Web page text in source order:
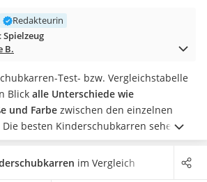
Redakteurin
Spielzeug
B.
Test- bzw. Vergleichstabelle
Blick alle Unterschiede wie
und Farbe zwischen den einzelnen
Die besten Kinderschubkarren sehen
können auch einehohe
und eine generell wertige
im Vergleich